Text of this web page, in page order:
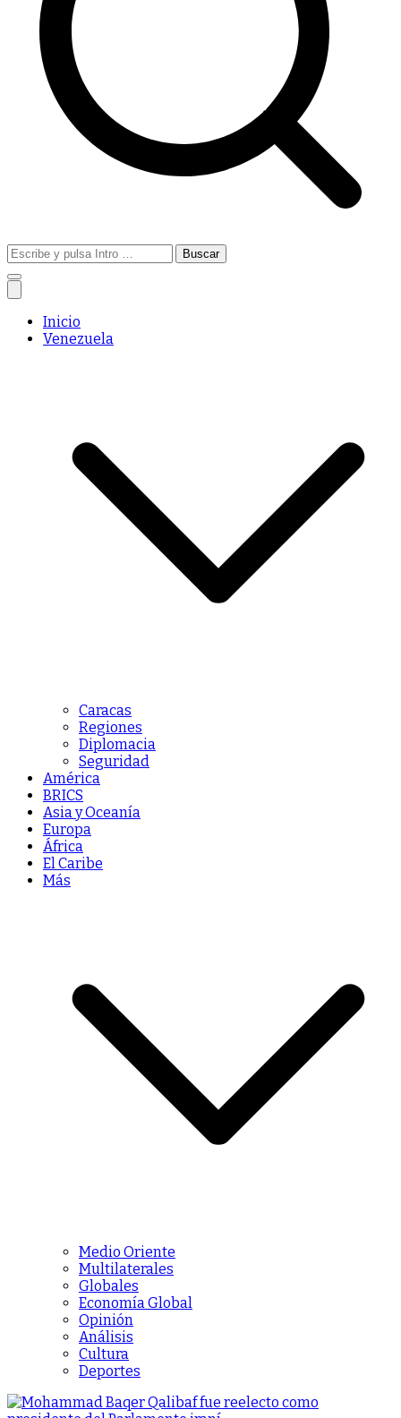
Buscar:
Inicio
Venezuela
Caracas
Regiones
Diplomacia
Seguridad
América
BRICS
Asia y Oceanía
Europa
África
El Caribe
Más
Medio Oriente
Multilaterales
Globales
Economía Global
Opinión
Análisis
Cultura
Deportes